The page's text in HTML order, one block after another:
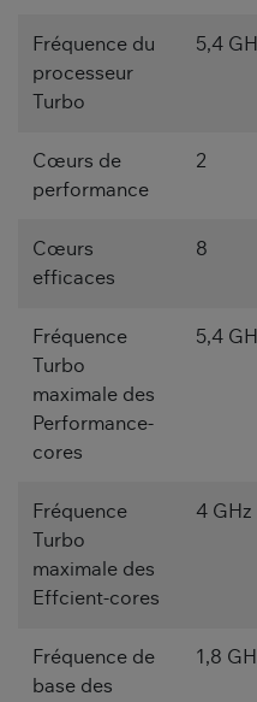
Fréquence du
processeur
Turbo
5,4
Cœurs de
performance
2
Cœurs
efficaces
8
Fréquence
Turbo
maximale des
Performance-
cores
5,4
Fréquence
Turbo
maximale des
Effcient-cores
4 GHz
Fréquence de
base des
1,8